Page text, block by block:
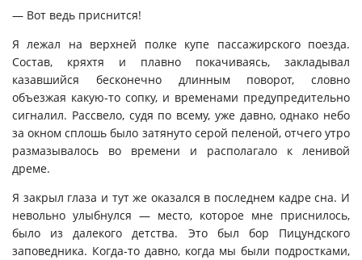
— Вот ведь приснится!
Я лежал на верхней полке купе пассажирского поезда.
Состав, кряхтя и плавно покачиваясь, закладывал
казавшийся бесконечно длинным поворот, словно
объезжая какую-то сопку, и временами предупредительно
сигналил. Рассвело, судя по всему, уже давно, однако небо
за окном сплошь было затянуто серой пеленой, отчего утро
размазывалось во времени и располагало к ленивой
дреме.
Я закрыл глаза и тут же оказался в последнем кадре сна. И
невольно улыбнулся — место, которое мне приснилось,
было из далекого детства. Это был бор Пицундского
заповедника. Когда-то давно, когда мы были подростками,